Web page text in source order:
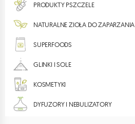
PRODUKTY PSZCZELE
NATURALNE ZIOŁA DO ZAPARZANIA
SUPERFOODS
GLINKI I SOLE
KOSMETYKI
DYFUZORY I NEBULIZATORY